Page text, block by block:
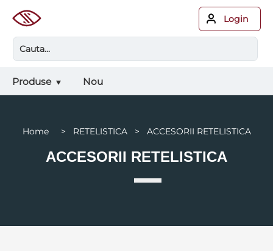
Login
Produse Nou
Home > RETELISTICA > ACCESORII RETELISTICA
ACCESORII RETELISTICA